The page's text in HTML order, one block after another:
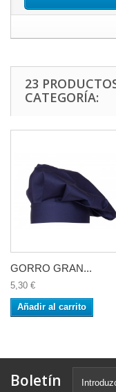
23
CATEGORÍA:
GORRO GRAN...
5,30 €
Añadir al carrito
Boletín